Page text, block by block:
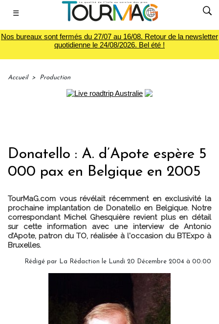
☰
Nos bureaux sont fermés du 27/07 au 16/08. Retour de la newsletter
quotidienne le 24/08/2026. Bel été !
Accueil > Production
Donatello : A. d’Apote espère 5
000 pax en Belgique en 2005
TourMaG.com vous révélait récemment en exclusivité la
prochaine implantation de Donatello en Belgique. Notre
correspondant Michel Ghesquière revient plus en détail
sur cette information avec une interview de Antonio
d’Apote, patron du TO, réalisée à l'occasion du BTExpo à
Bruxelles.
Rédigé par La Rédaction le Lundi 20 Décembre 2004 à 00:00